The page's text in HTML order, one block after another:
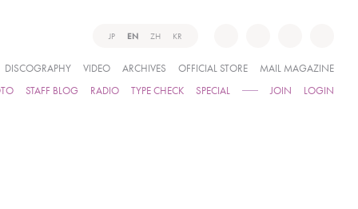
JP EN ZH KR
DISCOGRAPHY VIDEO ARCHIVES OFFICIAL STORE
MAIL MAGAZINE
STAFF BLOG RADIO TYPE CHECK SPECIAL JOIN LOGIN